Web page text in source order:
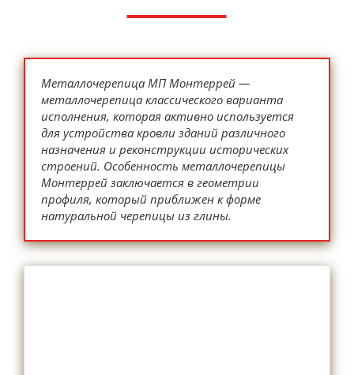
Металлочерепица МП Монтеррей —
металлочерепица классического варианта
исполнения, которая активно используется
для устройства кровли зданий различного
назначения и реконструкции исторических
строений. Особенность металлочерепицы
Монтеррей заключается в геометрии
профиля, который приближен к форме
натуральной черепицы из глины.